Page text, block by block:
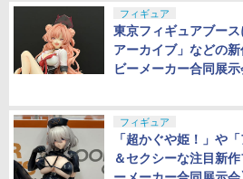
フィギュア
東京フィギュアブー
アーカイブ」などの
ビーメーカー合同展示
フィギュア
「超かぐや姫！」や
＆セクシーな注目新